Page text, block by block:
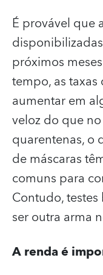
É provável que
próximos
tempo, as
aumentar em
veloz do que
quarentenas, o
de máscaras
comuns para
Contudo,
ser outra arma
A renda é